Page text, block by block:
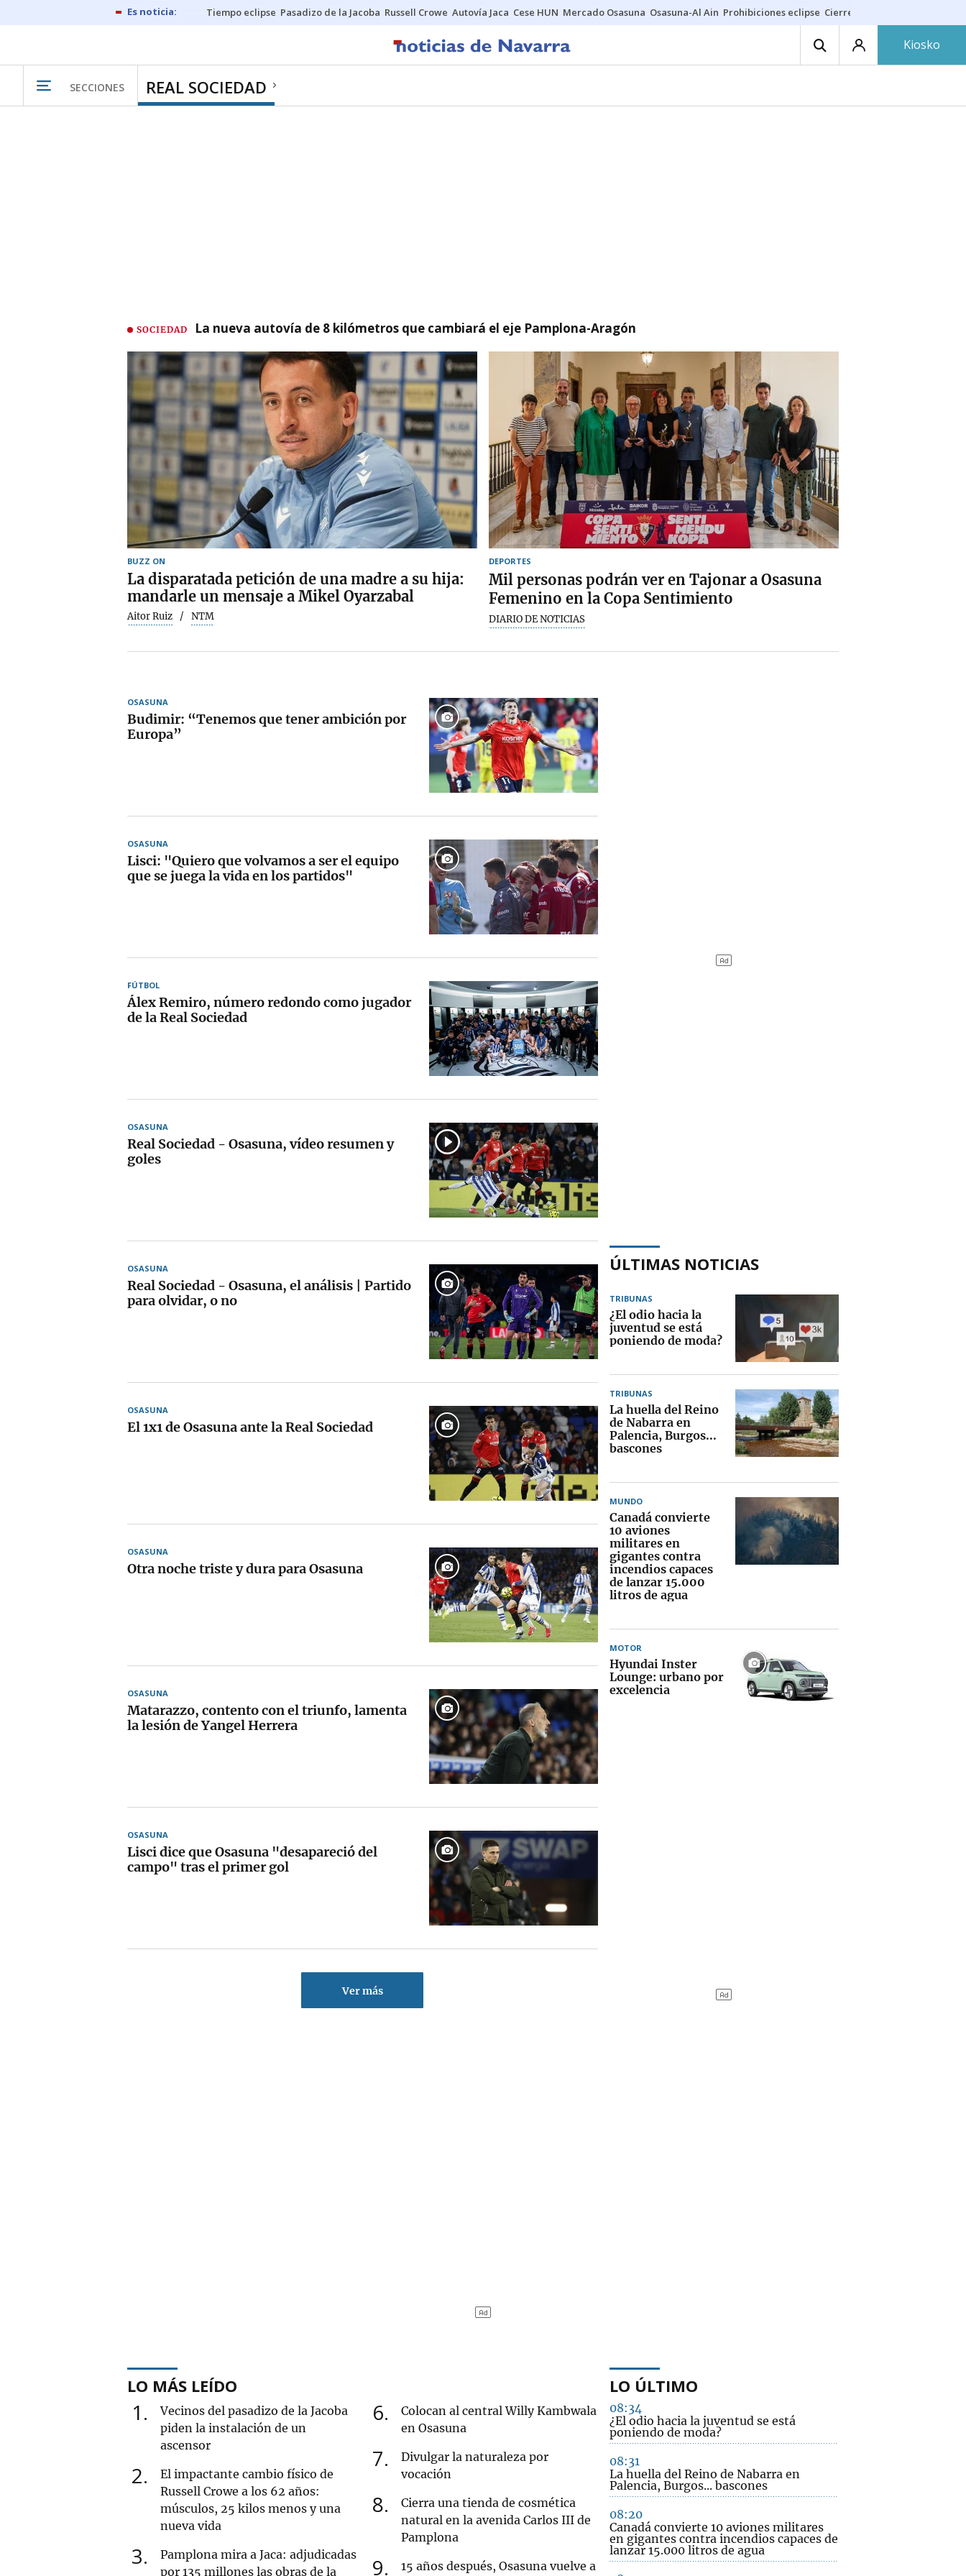
Tiempo eclipse Pasadizo de la Jacoba Russell Crowe Autovía Jaca Cese HUN Mercado Osasuna Osasuna-Al Ain Prohibiciones eclipse Cierre cosmética
Kiosko
SECCIONES REAL SOCIEDAD
SOCIEDAD La nueva autovía de 8 kilómetros que cambiará el eje Pamplona-Aragón
BUZZ ON
La disparatada petición de una madre a su hija:
mandarle un mensaje a Mikel Oyarzabal
Aitor Ruiz NTM
DEPORTES
Mil personas podrán ver en Tajonar a Osasuna
Femenino en la Copa Sentimiento
DIARIO DE NOTICIAS
OSASUNA
Budimir: “Tenemos que tener ambición por
Europa”
OSASUNA
Lisci: "Quiero que volvamos a ser el equipo
que se juega la vida en los partidos"
FÚTBOL
Álex Remiro, número redondo como jugador
de la Real Sociedad
OSASUNA
Real Sociedad - Osasuna, vídeo resumen y
goles
OSASUNA
Real Sociedad - Osasuna, el análisis | Partido
para olvidar, o no
OSASUNA
El 1x1 de Osasuna ante la Real Sociedad
OSASUNA
Otra noche triste y dura para Osasuna
OSASUNA
Matarazzo, contento con el triunfo, lamenta
la lesión de Yangel Herrera
OSASUNA
Lisci dice que Osasuna "desapareció del
campo" tras el primer gol
Ver más
ÚLTIMAS NOTICIAS
TRIBUNAS
¿El odio hacia la
juventud se está
poniendo de moda?
TRIBUNAS
La huella del Reino
de Nabarra en
Palencia, Burgos...
bascones
MUNDO
Canadá convierte
10 aviones
militares en
gigantes contra
incendios capaces
de lanzar 15.000
litros de agua
MOTOR
Hyundai Inster
Lounge: urbano por
excelencia
LO MÁS LEÍDO
1
Vecinos del pasadizo de la Jacoba
piden la instalación de un
ascensor
2
El impactante cambio físico de
Russell Crowe a los 62 años:
músculos, 25 kilos menos y una
nueva vida
3
Pamplona mira a Jaca: adjudicadas
por 135 millones las obras de la
6
Colocan al central Willy Kambwala
en Osasuna
7
Divulgar la naturaleza por
vocación
8
Cierra una tienda de cosmética
natural en la avenida Carlos III de
Pamplona
9
15 años después, Osasuna vuelve a
LO ÚLTIMO
08:34
¿El odio hacia la juventud se está
poniendo de moda?
08:31
La huella del Reino de Nabarra en
Palencia, Burgos... bascones
08:20
Canadá convierte 10 aviones militares
en gigantes contra incendios capaces de
lanzar 15.000 litros de agua